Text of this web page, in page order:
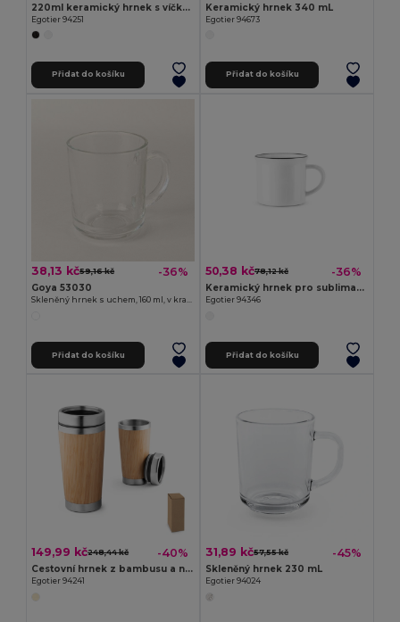
220ml keramický hrnek s víčkem a podšálkem z bambusu
Egotier 94251
Přidat do košíku
Keramický hrnek 340 mL
Egotier 94673
Přidat do košíku
38,13 kč59,16 kč -36%
Goya 53030
Skleněný hrnek s uchem, 160 ml, v krabičce IBIS
Přidat do košíku
50,38 kč78,12 kč -36%
Keramický hrnek pro sublimaci 280 ml
Egotier 94346
Přidat do košíku
149,99 kč248,44 kč -40%
Cestovní hrnek z bambusu a nerezové oceli 500 ml
Egotier 94241
31,89 kč57,55 kč -45%
Skleněný hrnek 230 mL
Egotier 94024